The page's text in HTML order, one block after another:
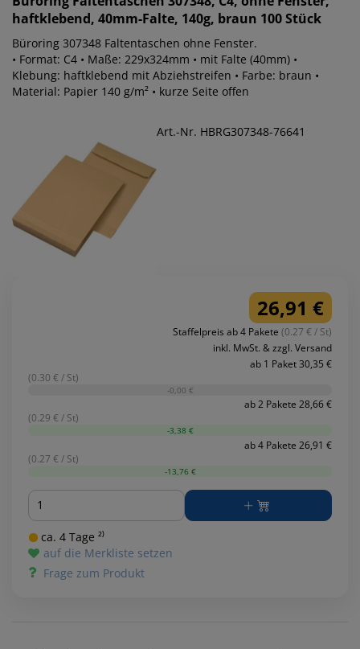
haftklebend, 40mm-Falte, 140g, braun 100 Stück
Büroring 307348 Faltentaschen ohne Fenster.
• Format: C4 • Maße: 229x324mm • mit Falte (40mm) •
Klebung: haftklebend mit Abziehstreifen • Farbe: braun •
Material: Papier 140 g/m² • kurze Seite offen
Art.-Nr. HBRG307348-76641
26,91 €
Staffelpreis ab 4 Pakete (0.27 € / St)
inkl. MwSt. & zzgl. Versand
ab 1 Paket 30,35 €
(0.30 € / St)
-0,00 €
ab 2 Pakete 28,66 €
(0.29 € / St)
-3,38 €
ab 4 Pakete 26,91 €
(0.27 € / St)
-13,76 €
Menge
ca. 4 Tage ²⁾
auf die Merkliste setzen
Frage zum Produkt